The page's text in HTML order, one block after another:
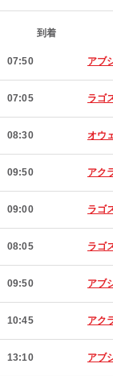
到着
07:50 アブ
07:05 ラゴ
08:30 オウ
09:50 アク
09:00 ラゴ
08:05 ラゴ
09:50 アブ
10:45 アク
13:10 アブ